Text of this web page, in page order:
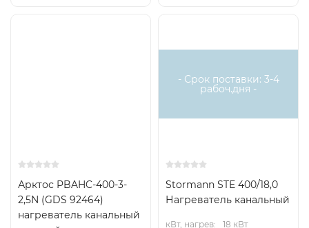
Арктос PBAHC-400-3-
2,5N (GDS 92464)
нагреватель канальный
аналог
- Срок поставки: 3-4
рабоч.дня -
Stormann STE 400/18,0
Нагреватель канальный
кВт, нагрев:
18 кВт